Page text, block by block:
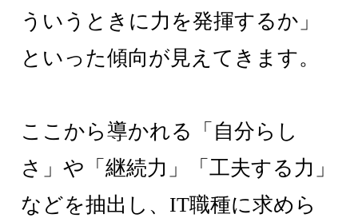
ういうときに力を発揮するか」
といった傾向が見えてきます。
ここから導かれる「自分らし
さ」や「継続力」「工夫する力」
などを抽出し、IT職種に求めら